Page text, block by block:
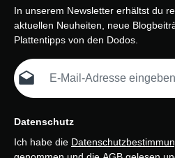
In unserem Newsletter erhältst du
aktuellen Neuheiten, neue
Plattentipps von den Dodos.
E-Mail-Adresse*
Datenschutz
Ich habe die